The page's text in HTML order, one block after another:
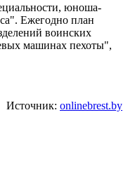
юноша-
Ежегодно план
воинских
машинах пехоты",
Источник: onlinebrest.by